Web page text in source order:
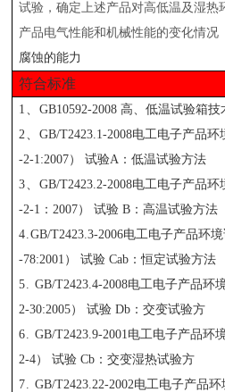
试验，确定上述产品对高低温及湿热
产品电气性能和机械性能的变化情况
腐蚀的能力
符合标准
1、GB10592-2008 高、低温试验箱技
2、GB/T2423.1-2008电工电子产品
-2-1:2007） 试验A：低温试验方法
3、GB/T2423.2-2008电工电子产品
-2-1：2007） 试验 B：高温试验方法
4.GB/T2423.3-2006电工电子产品环
-78:2001） 试验 Cab：恒定试验方法
5.GB/T2423.4-2008电工电子产品环
2-30:2005） 试验 Db：交变试验方
6.GB/T2423.9-2001电工电子产品环
2-4） 试验 Cb：交变湿热试验方
7.GB/T2423.22-2002电工电子产品